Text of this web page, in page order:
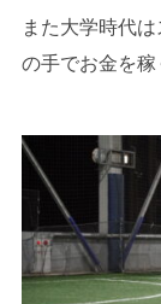
また大学時代
の手でお金を稼